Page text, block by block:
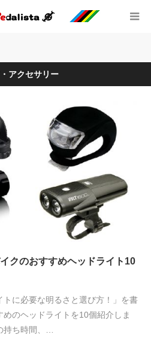
アクセサリー
クのおすすめヘッドライト10
に必要な明るさと選び方！」を書
のヘッドライトを10個紹介しま
持ち時間、…